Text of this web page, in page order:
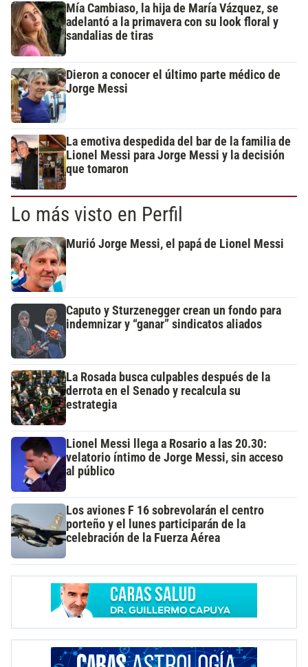
Mía Cambiaso, la hija de María Vázquez, se
adelantó a la primavera con su look floral y
sandalias de tiras
Dieron a conocer el último parte médico de
Jorge Messi
La emotiva despedida del bar de la familia de
Lionel Messi para Jorge Messi y la decisión
que tomaron
Lo más visto en Perfil
Murió Jorge Messi, el papá de Lionel Messi
Caputo y Sturzenegger crean un fondo para
indemnizar y “ganar” sindicatos aliados
La Rosada busca culpables después de la
derrota en el Senado y recalcula su
estrategia
Lionel Messi llega a Rosario a las 20.30:
velatorio íntimo de Jorge Messi, sin acceso
al público
Los aviones F 16 sobrevolarán el centro
porteño y el lunes participarán de la
celebración de la Fuerza Aérea